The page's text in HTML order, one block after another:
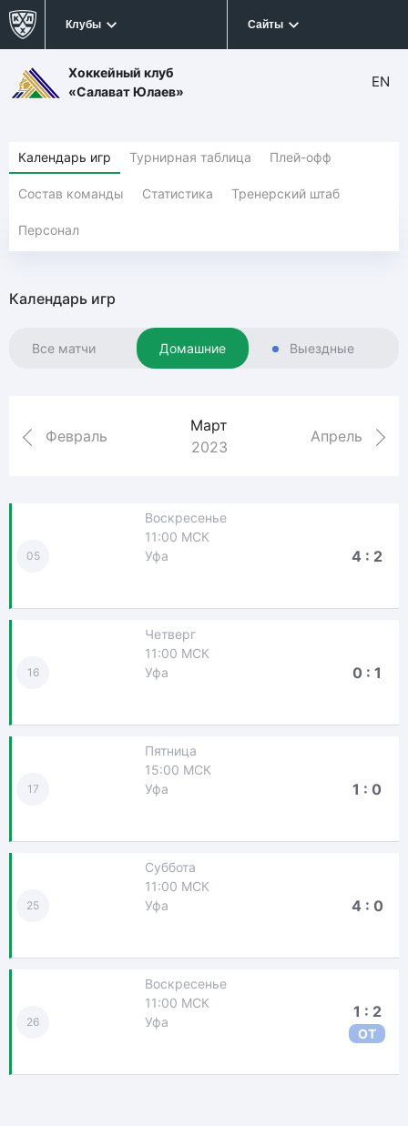
Клубы Сайты
Хоккейный клуб
«Салават Юлаев»
EN
Календарь игр Турнирная таблица Плей-офф
Состав команды Статистика Тренерский штаб
Персонал
Календарь игр
Все матчи Домашние Выездные
Февраль
Март
2023
Апрель
05
Воскресенье
11:00 МСК
Уфа
4 : 2
16
Четверг
11:00 МСК
Уфа
0 : 1
17
Пятница
15:00 МСК
Уфа
1 : 0
25
Суббота
11:00 МСК
Уфа
4 : 0
26
Воскресенье
11:00 МСК
Уфа
1 : 2
ОТ